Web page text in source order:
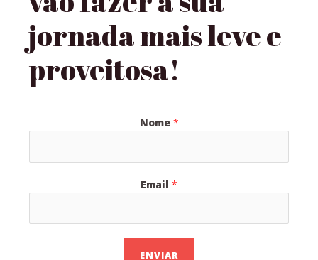
jornada mais leve e
proveitosa!
Nome *
Email *
ENVIAR